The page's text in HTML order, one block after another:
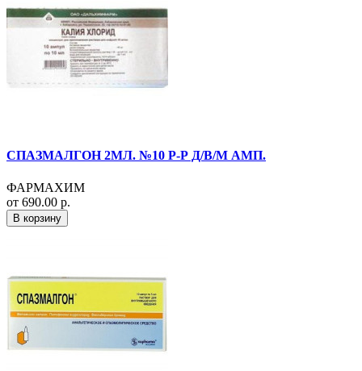
СПАЗМАЛГОН 2МЛ. №10 Р-Р Д/В/М АМП.
ФАРМАХИМ
от 690.00 р.
В корзину